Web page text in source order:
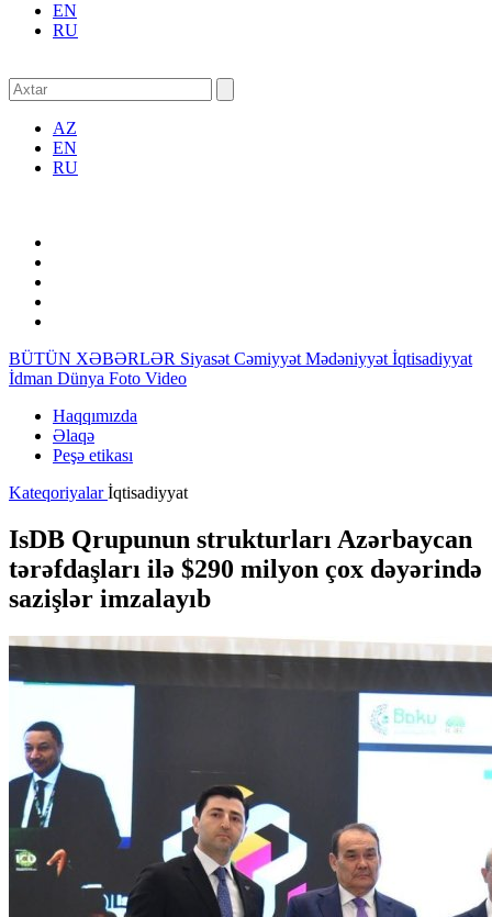
EN
RU
AZ
EN
RU
BÜTÜN XƏBƏRLƏR Siyasət Cəmiyyət Mədəniyyət İqtisadiyyat
İdman Dünya Foto Video
Haqqımızda
Əlaqə
Peşə etikası
Kateqoriyalarİqtisadiyyat
IsDB Qrupunun strukturları Azərbaycan
tərəfdaşları ilə $290 milyon çox dəyərində
sazişlər imzalayıb